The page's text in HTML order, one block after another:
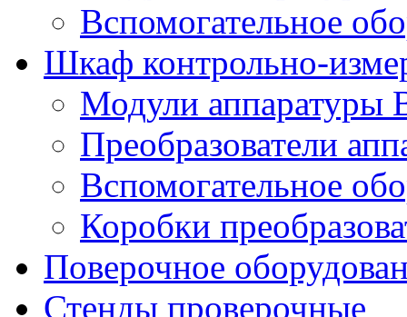
Вспомогательное
Шкаф контрольно-
Модули аппаратуры
Преобразователи
Вспомогательное
Коробки
Поверочное
Стенды проверочные